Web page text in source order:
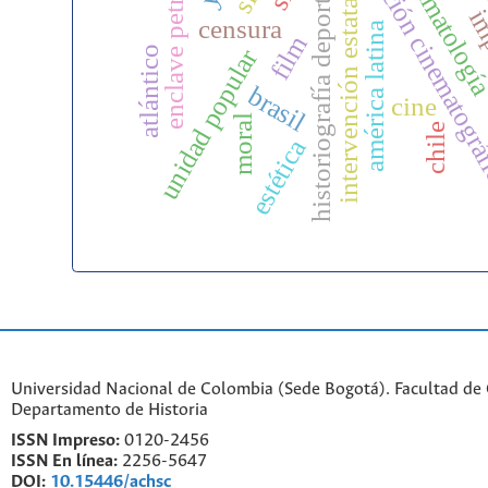
historiografía deporteamérica latina
censura
cine
film
chile
unidad popular
moral intervención estatal
brasil
estética
atlántico
Universidad Nacional de Colombia (Sede Bogotá). Facultad de
Departamento de Historia
ISSN Impreso: 0120-2456
ISSN En línea: 2256-5647
DOI: 10.15446/achsc